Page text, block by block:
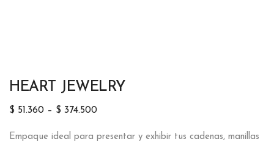
HEART JEWELRY
$ 51.360 – $ 374.500
Empaque ideal para presentar y exhibir tus cadenas, manillas